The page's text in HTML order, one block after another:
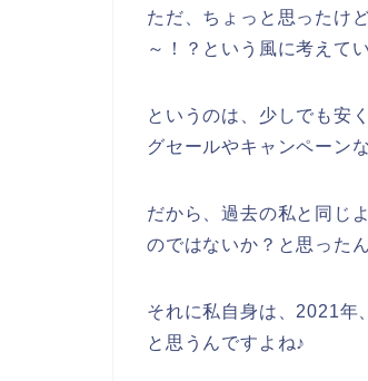
ただ、ちょっと思ったけ
～！？という風に考えて
というのは、少しでも安
グセールやキャンペーン
だから、過去の私と同じ
のではないか？と思った
それに私自身は、2021年
と思うんですよね♪